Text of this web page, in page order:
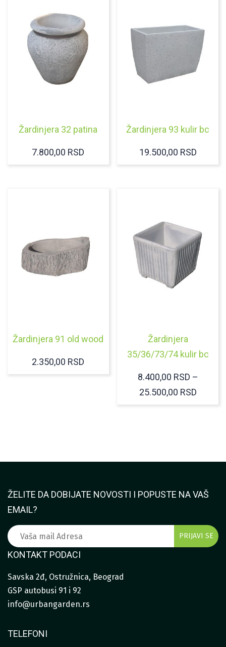
Žardinjera 32 patina
7.800,00 RSD
Žardinjera 93 kulir bc
19.500,00 RSD
Žardinjera 91 old wood
2.350,00 RSD
Žardinjera
35/36/73/74 kulir bc
8.400,00 RSD –
25.500,00 RSD
ŽELITE DA DOBIJATE NOVOSTI I POPUSTE NA VAŠ
EMAIL?
KONTAKT PODACI
Savska 2đ, Ostružnica, Beograd
GSP autobusi 91 i 92
info@urbangarden.rs
TELEFONI